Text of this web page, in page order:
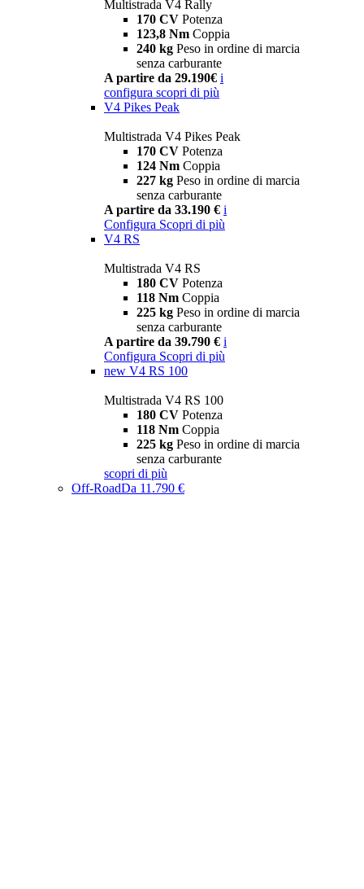
Multistrada V4 Rally
170 CV Potenza
123,8 Nm Coppia
240 kg Peso in ordine di marcia
senza carburante
A partire da 29.190€ i
configura scopri di più
V4 Pikes Peak
Multistrada V4 Pikes Peak
170 CV Potenza
124 Nm Coppia
227 kg Peso in ordine di marcia
senza carburante
A partire da 33.190 € i
Configura Scopri di più
V4 RS
Multistrada V4 RS
180 CV Potenza
118 Nm Coppia
225 kg Peso in ordine di marcia
senza carburante
A partire da 39.790 € i
Configura Scopri di più
new V4 RS 100
Multistrada V4 RS 100
180 CV Potenza
118 Nm Coppia
225 kg Peso in ordine di marcia
senza carburante
scopri di più
Off-RoadDa 11.790 €